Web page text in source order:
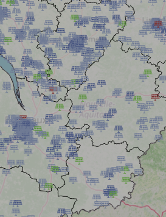



























































































































 

























































 







































































 












































































 























